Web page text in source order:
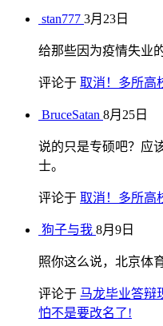
stan777 3月23日
给那些因为疫情失业
评论于 取消！多所高
BruceSatan 8月25日
说的只是专硕吧？应
士。
评论于 取消！多所高
狗子与我 8月9日
照你这么说，北京体
评论于 马龙毕业答辩
怕不是要改名了!